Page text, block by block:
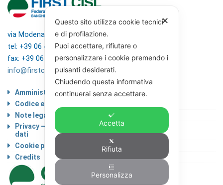
via Modena 5, 00184 Roma
tel: +39 06 4746351
fax: +39 06 4746136
info@firstcisl.it
Amministrazione trasparente
Codice etico
Note legali
Privacy – Informativa sul trattamento dei
dati
Cookie policy
Credits
✕
Questo sito utilizza cookie tecnici
e di profilazione.
Puoi accettare, rifiutare o
personalizzare i cookie premendo i
pulsanti desiderati.
Chiudendo questa informativa
continuerai senza accettare.
Accetta
Rifiuta
Personalizza